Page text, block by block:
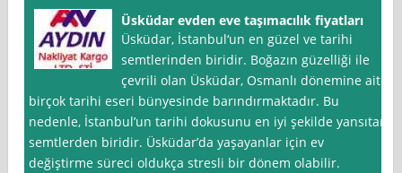
Üsküdar evden eve taşımacılık fiyatları
Üsküdar, İstanbul‘un en güzel ve tarihi
semtlerinden biridir. Boğazın güzelliği ile
çevrili olan Üsküdar, Osmanlı dönemine ait
birçok tarihi eseri bünyesinde barındırmaktadır. Bu
nedenle, İstanbul’un tarihi dokusunu en iyi şekilde yansıtan
semtlerden biridir. Üsküdar’da yaşayanlar için ev
değiştirme süreci oldukça stresli bir dönem olabilir.